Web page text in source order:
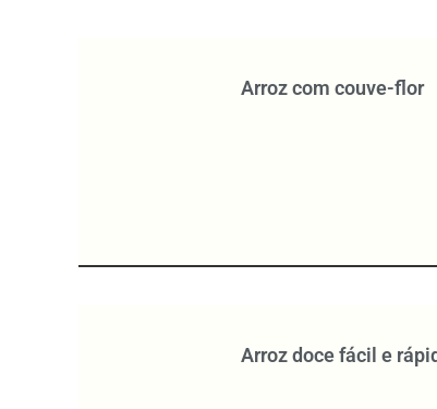
Arroz com couve-flor
Arroz doce fácil e